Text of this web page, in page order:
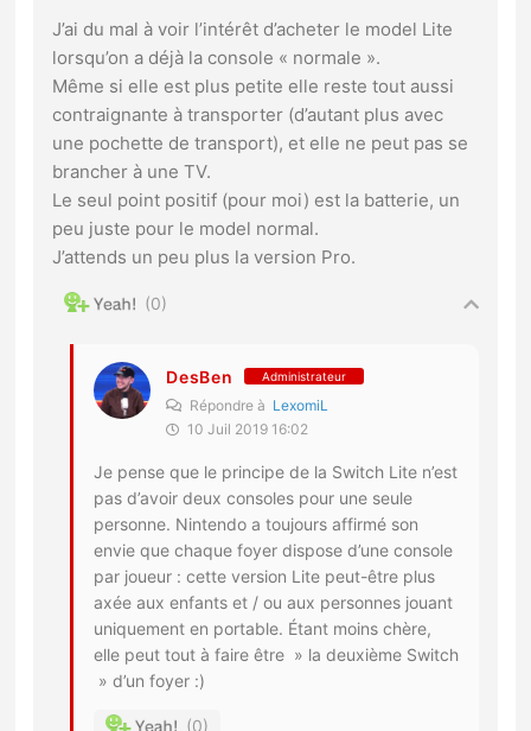
J’ai du mal à voir l’intérêt d’acheter le model Lite
lorsqu’on a déjà la console « normale ».
Même si elle est plus petite elle reste tout aussi
contraignante à transporter (d’autant plus avec
une pochette de transport), et elle ne peut pas se
brancher à une TV.
Le seul point positif (pour moi) est la batterie, un
peu juste pour le model normal.
J’attends un peu plus la version Pro.
0
DesBen Administrateur
Répondre à LexomiL
10 Juil 2019 16:02
Je pense que le principe de la Switch Lite n’est
pas d’avoir deux consoles pour une seule
personne. Nintendo a toujours affirmé son
envie que chaque foyer dispose d’une console
par joueur : cette version Lite peut-être plus
axée aux enfants et / ou aux personnes jouant
uniquement en portable. Étant moins chère,
elle peut tout à faire être » la deuxième Switch
» d’un foyer :)
0